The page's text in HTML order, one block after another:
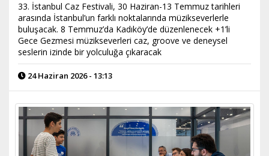
33. İstanbul Caz Festivali, 30 Haziran-13 Temmuz tarihleri
arasında İstanbul’un farklı noktalarında müzikseverlerle
buluşacak. 8 Temmuz’da Kadıköy’de düzenlenecek +1’li
Gece Gezmesi müzikseverleri caz, groove ve deneysel
seslerin izinde bir yolculuğa çıkaracak
24 Haziran 2026 - 13:13